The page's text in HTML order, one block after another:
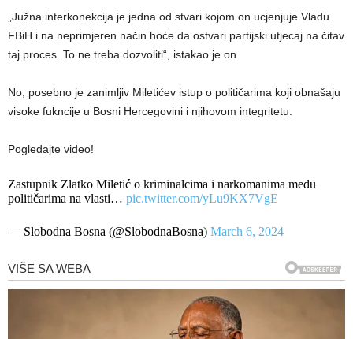
„Južna interkonekcija je jedna od stvari kojom on ucjenjuje Vladu
FBiH i na neprimjeren način hoće da ostvari partijski utjecaj na čitav
taj proces. To ne treba dozvoliti“, istakao je on.
No, posebno je zanimljiv Miletićev istup o političarima koji obnašaju
visoke fukncije u Bosni Hercegovini i njihovom integritetu.
Pogledajte video!
Zastupnik Zlatko Miletić o kriminalcima i narkomanima među
političarima na vlasti… pic.twitter.com/yLu9KX7VgE
— Slobodna Bosna (@SlobodnaBosna) March 6, 2024